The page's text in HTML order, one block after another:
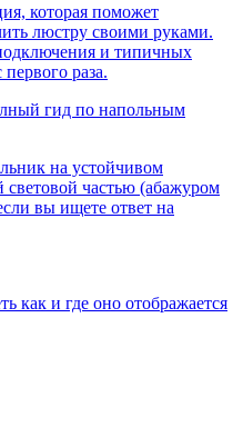
которая поможет
люстру своими руками.
и типичных
раза.
гид по напольным
на устойчивом
световой частью (абажуром
вы ищете ответ на
как и где оно отображается